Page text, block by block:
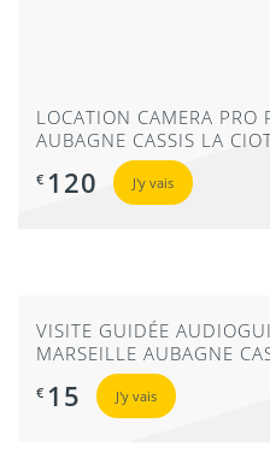
LOCATION CAMERA PRO
AUBAGNE CASSIS LA
€ 120 J'y vais
VISITE GUIDÉE
MARSEILLE AUBAGNE
€ 15 J'y vais